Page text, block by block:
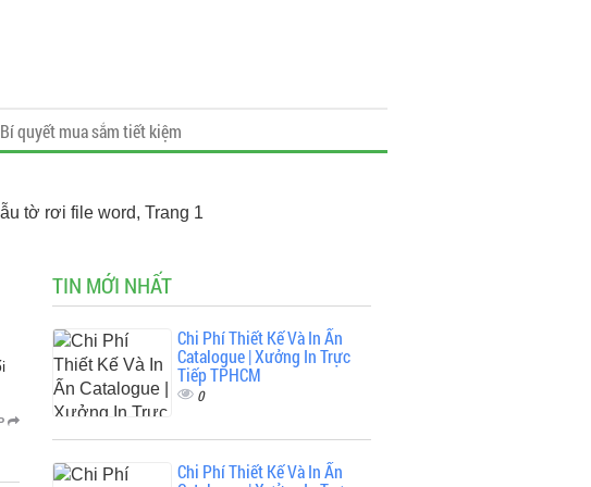
Bí quyết mua sắm tiết kiệm
tờ rơi file word, Trang 1
TIN MỚI NHẤT
Chi Phí Thiết Kế Và In Ấn
Catalogue | Xưởng In Trực
Tiếp TPHCM
0
Chi Phí Thiết Kế Và In Ấn